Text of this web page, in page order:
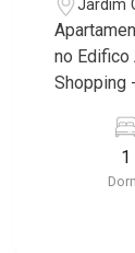
Jardim
no Edifico
Shopping
imóvel
para você: - 41m² de área útil - 1 dormitório com
armário -
1